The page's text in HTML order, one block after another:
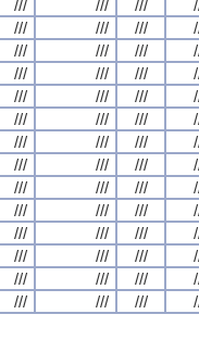
/// /// ///
/// /// ///
/// /// ///
/// /// ///
/// /// ///
/// /// ///
/// /// ///
/// /// ///
/// /// ///
/// /// ///
/// /// ///
/// /// ///
/// /// ///
/// /// ///